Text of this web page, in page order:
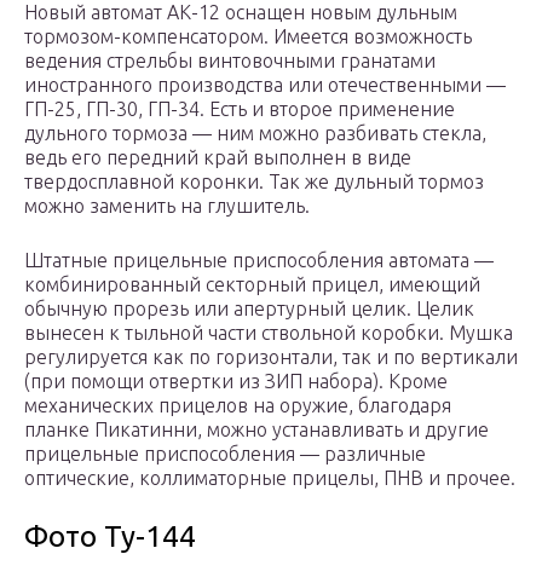
Новый автомат АК-12 оснащен новым дульным
тормозом-компенсатором. Имеется возможность
ведения стрельбы винтовочными гранатами
иностранного производства или отечественными —
ГП-25, ГП-30, ГП-34. Есть и второе применение
дульного тормоза — ним можно разбивать стекла,
ведь его передний край выполнен в виде
твердосплавной коронки. Так же дульный тормоз
можно заменить на глушитель.
Штатные прицельные приспособления автомата —
комбинированный секторный прицел, имеющий
обычную прорезь или апертурный целик. Целик
вынесен к тыльной части ствольной коробки. Мушка
регулируется как по горизонтали, так и по вертикали
(при помощи отвертки из ЗИП набора). Кроме
механических прицелов на оружие, благодаря
планке Пикатинни, можно устанавливать и другие
прицельные приспособления — различные
оптические, коллиматорные прицелы, ПНВ и прочее.
Фото Ту-144